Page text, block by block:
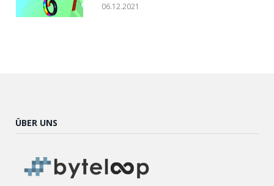
06.12.2021
ÜBER UNS